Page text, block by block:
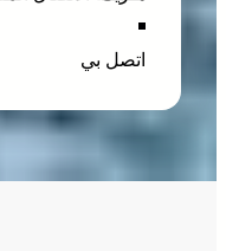
اتصل بي